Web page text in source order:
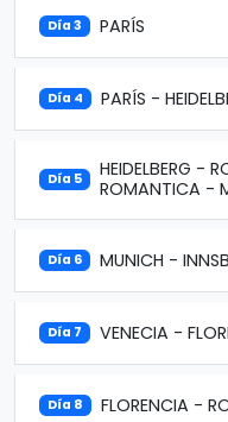
Día 3 PARÍS
Día 4 PARÍS -
Día 5
HEIDELBERG -
ROMANTICA -
Día 6 MUNICH -
Día 7 VENECIA -
Día 8 FLORENCIA -